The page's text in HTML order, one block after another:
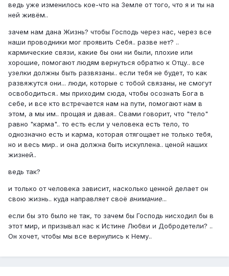
ведь уже изменилось кое-что на Земле от того, что я и ты на
ней живём..
зачем нам дана Жизнь? чтобы Господь через нас, через все
наши проводники мог проявить Себя.. разве нет? ..
кармические связи, какие бы они ни были, плохие или
хорошие, помогают людям вернуться обратно к Отцу.. все
узелки должны быть развязаны.. если тебя не будет, то как
развяжутся они... люди, которые с тобой связаны, не смогут
освободиться.. мы приходим сюда, чтобы осознать Бога в
себе, и все кто встречается нам на пути, помогают нам в
этом, а мы им.. прощая и давая.. Свами говорит, что "тело"
равно "карма".. то есть если у человека есть тело, то
однозначно есть и карма, которая отягощает не только тебя,
но и весь мир.. и она должна быть искуплена.. ценой наших
жизней..
ведь так?
и только от человека зависит, насколько ценной делает он
свою жизнь.. куда направляет своё внимание...
если бы это было не так, то зачем бы Господь нисходил бы в
этот мир, и призывал нас к Истине Любви и Добродетели? ..
Он хочет, чтобы мы все вернулись к Нему..